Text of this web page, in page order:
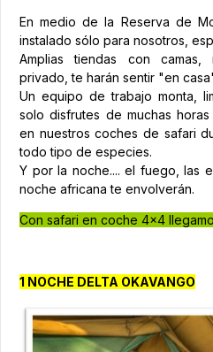
En medio de la Reserva de
instalado sólo para nosotros,
Amplias tiendas con
privado, te harán sentir "en
Un equipo de trabajo monta,
solo disfrutes de muchas
en nuestros coches de safari
todo tipo de especies.
Y por la noche.... el fuego, las
noche africana te envolverán.
Con safari en coche 4x4
1 NOCHE DELTA OKAVANGO